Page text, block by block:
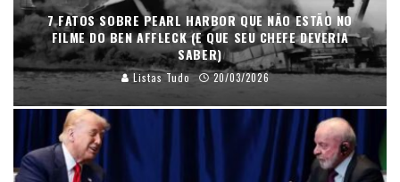
7 FATOS SOBRE PEARL HARBOR QUE NÃO ESTÃO NO
FILME DO BEN AFFLECK (E QUE SEU CHEFE DEVERIA
SABER)
Listas Tudo 20/03/2026